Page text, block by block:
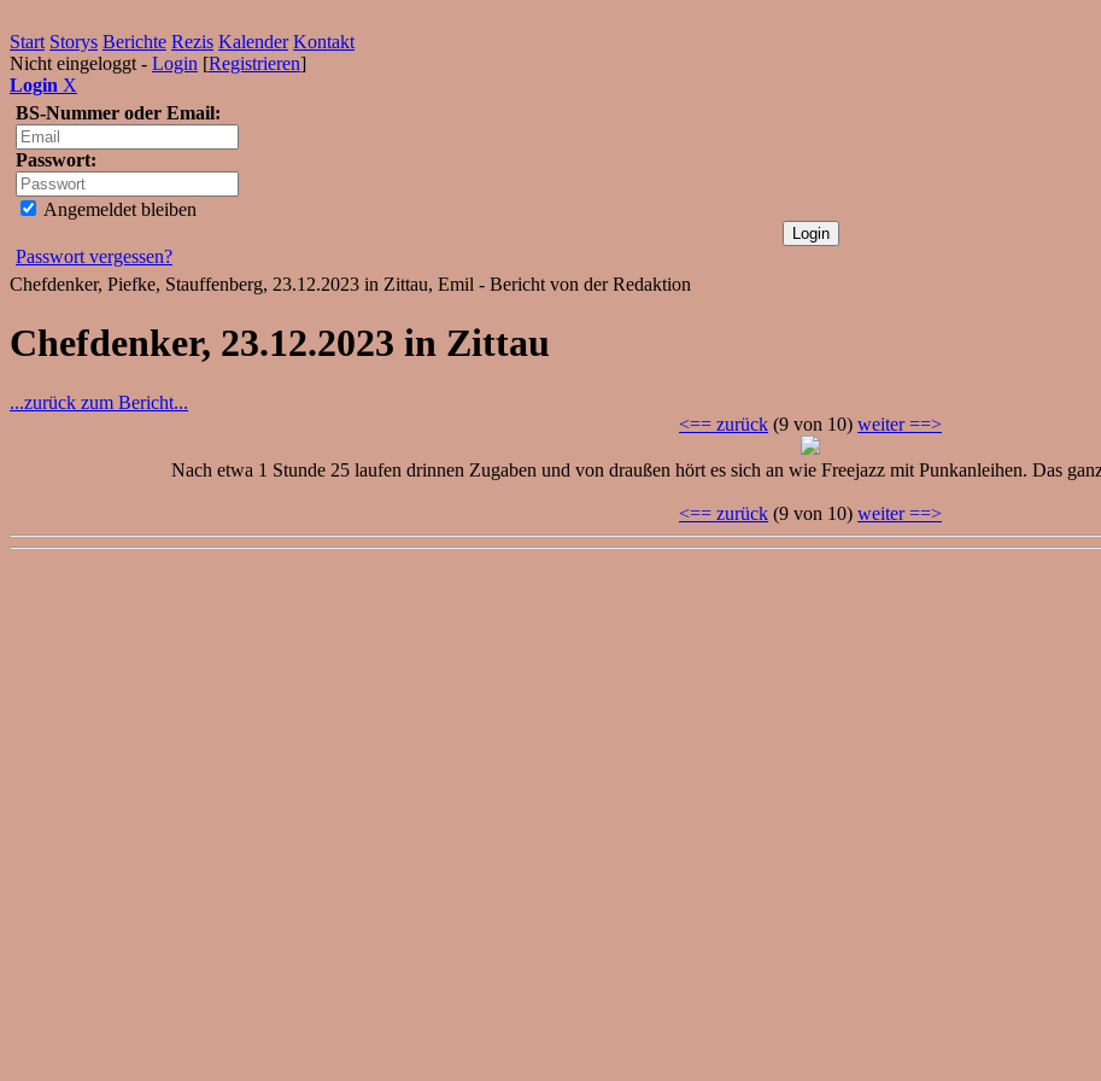
Start Storys Berichte Rezis Kalender Kontakt
Nicht eingeloggt - Login [Registrieren]
Login X
BS-Nummer oder Email:
Passwort:
Angemeldet bleiben
Passwort vergessen?
Chefdenker, Piefke, Stauffenberg, 23.12.2023 in Zittau, Emil - Bericht von der Redaktion
Chefdenker, 23.12.2023 in Zittau
...zurück zum Bericht...
<== zurück (9 von 10) weiter ==>
Nach etwa 1 Stunde 25 laufen drinnen Zugaben und von draußen hört es sich an wie Freejazz mit Punkanleihen. Das
<== zurück (9 von 10) weiter ==>